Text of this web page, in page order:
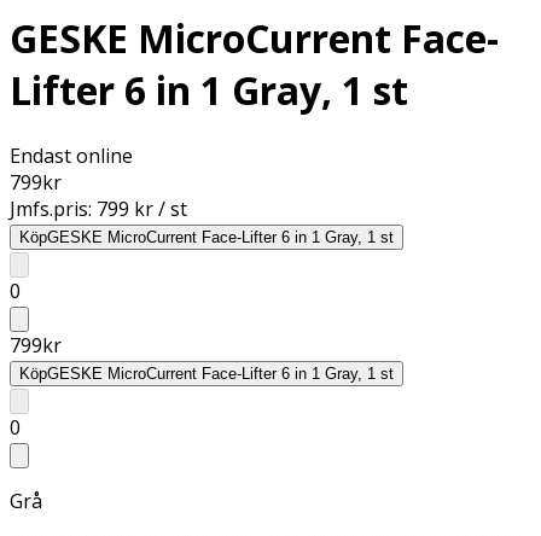
GESKE MicroCurrent Face-
Lifter 6 in 1 Gray, 1 st
Endast online
799kr
Jmfs.pris: 799 kr / st
KöpGESKE MicroCurrent Face-Lifter 6 in 1 Gray, 1 st
0
799kr
KöpGESKE MicroCurrent Face-Lifter 6 in 1 Gray, 1 st
0
Grå